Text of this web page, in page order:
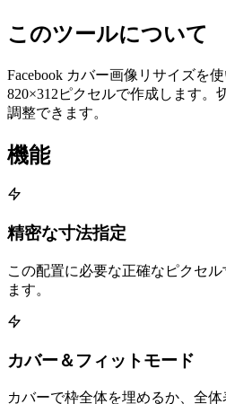
このツールについて
Facebook カバー画像リサイズを
820×312ピクセルで作成します。
調整できます。
機能
精密な寸法指定
この配置に必要な正確なピクセ
ます。
カバー＆フィットモード
カバーで枠全体を埋めるか、全